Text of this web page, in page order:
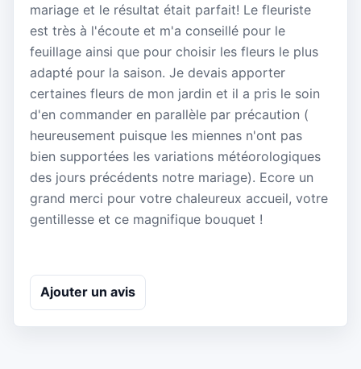
mariage et le résultat était parfait! Le fleuriste
est très à l'écoute et m'a conseillé pour le
feuillage ainsi que pour choisir les fleurs le plus
adapté pour la saison. Je devais apporter
certaines fleurs de mon jardin et il a pris le soin
d'en commander en parallèle par précaution (
heureusement puisque les miennes n'ont pas
bien supportées les variations météorologiques
des jours précédents notre mariage). Ecore un
grand merci pour votre chaleureux accueil, votre
gentillesse et ce magnifique bouquet !
Ajouter un avis